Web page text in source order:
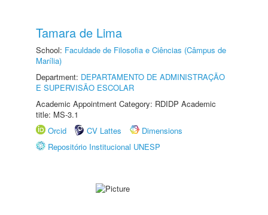
Tamara de Lima
School: Faculdade de Filosofia e Ciências (Câmpus de
Marília)
Department: DEPARTAMENTO DE ADMINISTRAÇÃO
E SUPERVISÃO ESCOLAR
Academic Appointment Category: RDIDP Academic
title: MS-3.1
Orcid
CV Lattes
Dimensions
Repositório Institucional UNESP